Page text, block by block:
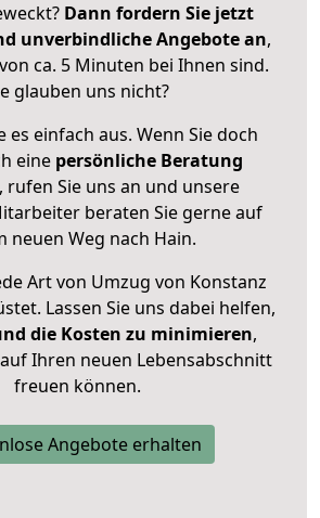
Dann fordern Sie jetzt
unverbindliche Angebote an,
ca. 5 Minuten bei Ihnen sind.
glauben uns nicht?
es einfach aus. Wenn Sie doch
eine persönliche Beratung
rufen Sie uns an und unsere
beraten Sie gerne auf
neuen Weg nach Hain.
Art von Umzug von Konstanz
Lassen Sie uns dabei helfen,
die Kosten zu minimieren,
Ihren neuen Lebensabschnitt
freuen können.
Angebote erhalten